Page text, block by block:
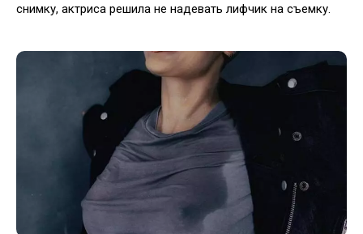
снимку, актриса решила не надевать лифчик на съемку.